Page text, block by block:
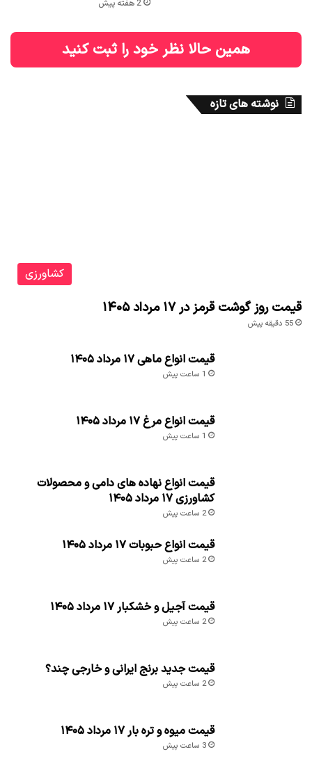
2 هفته پیش
همین حالا نظر خود را ثبت کنید
نوشته های تازه
کشاورزی
قیمت روز گوشت قرمز در ۱۷ مرداد ۱۴۰۵
55 دقیقه پیش
قیمت انواع ماهی ۱۷ مرداد ۱۴۰۵
1 ساعت پیش
قیمت انواع مرغ ۱۷ مرداد ۱۴۰۵
1 ساعت پیش
قیمت انواع نهاده های دامی و محصولات
کشاورزی ۱۷ مرداد ۱۴۰۵
2 ساعت پیش
قیمت انواع حبوبات ۱۷ مرداد ۱۴۰۵
2 ساعت پیش
قیمت آجیل و خشکبار ۱۷ مرداد ۱۴۰۵
2 ساعت پیش
قیمت جدید برنج ایرانی و خارجی چند؟
2 ساعت پیش
قیمت میوه و تره بار ۱۷ مرداد ۱۴۰۵
3 ساعت پیش